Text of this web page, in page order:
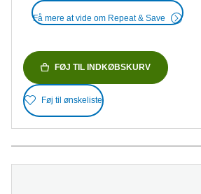
Få mere at vide om Repeat & Save
FØJ TIL INDKØBSKURV
Føj til ønskeliste